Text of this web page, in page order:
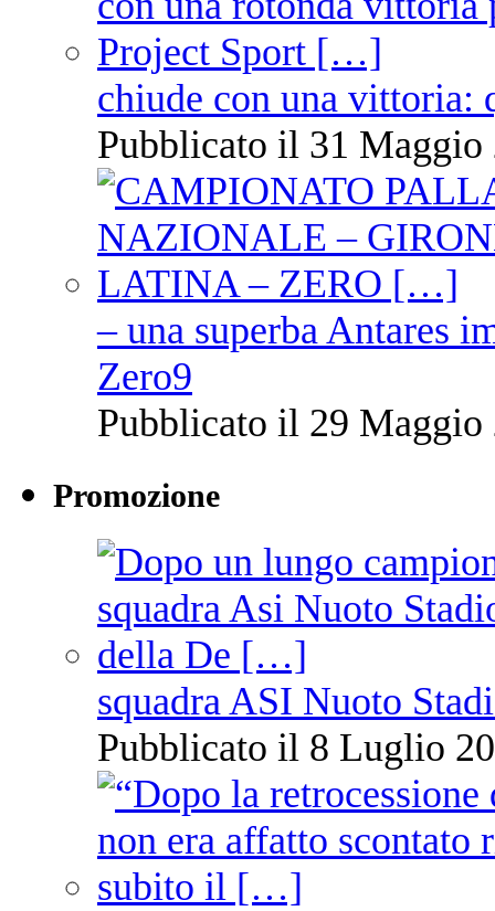
chiude con una vittoria:
Pubblicato il 31 Maggio
– una superba Antares
Zero9
Pubblicato il 29 Maggio
Promozione
squadra ASI Nuoto
Pubblicato il 8 Luglio